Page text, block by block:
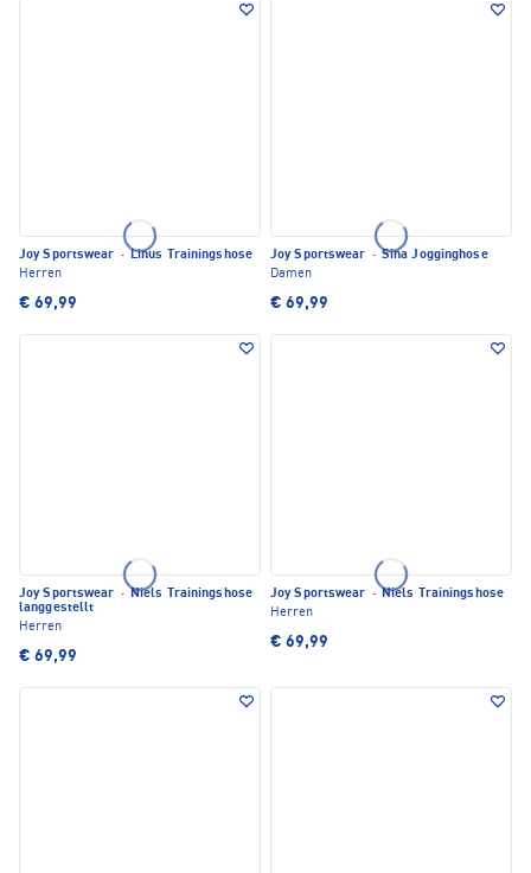
Joy Sportswear · Linus Trainingshose
Herren
€ 69,99
Joy Sportswear · Sina Jogginghose
Damen
€ 69,99
Joy Sportswear · Niels Trainingshose
langgestellt
Herren
€ 69,99
Joy Sportswear · Niels Trainingshose
Herren
€ 69,99